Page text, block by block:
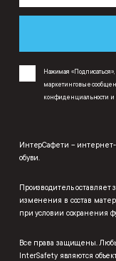
Нажимая
маркетинговые
конфиденциальности и
ИнтерСафети –
обуви.
Производитель оставляет
изменения в состав
при условии сохранения
Все права защищены.
InterSafety являются